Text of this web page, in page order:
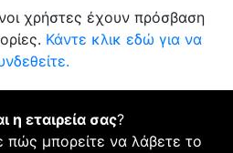
χρήστες έχουν πρόσβαση
Κάντε κλικ εδώ για να
η εταιρεία σας?
πώς μπορείτε να λάβετε το